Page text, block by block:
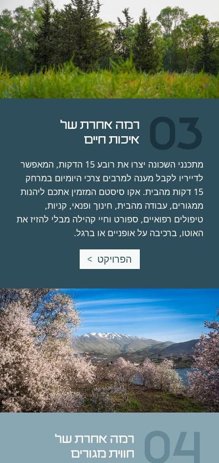
איכות חיים
מתכנני השכונה יצרו את רובע 15 הדקות, המאפשר
לקבל מענה למרבים צרכי היומיום במרחק
15 דקות מהבית. אקו סיסטם המזמין אתכם ליהנות
עבודה מהבית, חינוך ופנאי, קניות,
רפואיים, ספורט וחיי קהילה מבלי להזיז את
ברכיבה על אופניים או ברגל.
הפרויקט
חווית מגורים